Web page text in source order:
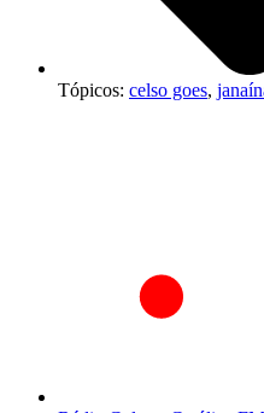
Tópicos: celso goes,